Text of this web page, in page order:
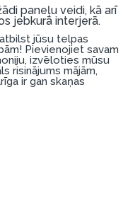
tikai tā persona,
līgumā.
Pirms aizņemties,
iespējas.
paneļu veidi, kā arī
jebkurā interjerā.
jūsu telpas
Pievienojiet savam
izvēloties mūsu
risinājums mājām,
ir gan skaņas